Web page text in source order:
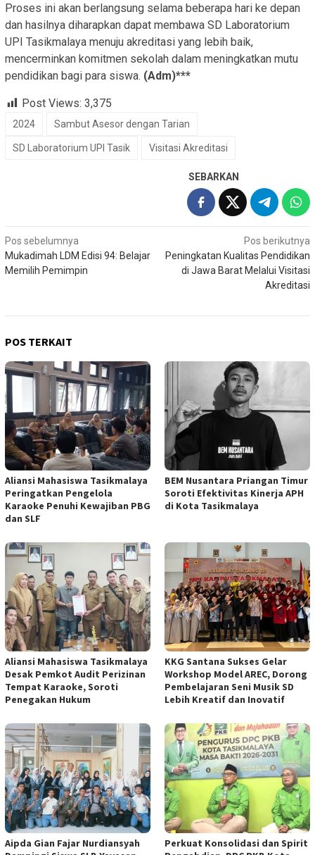
Proses ini akan berlangsung selama beberapa hari ke depan
dan hasilnya diharapkan dapat membawa SD Laboratorium
UPI Tasikmalaya menuju akreditasi yang lebih baik,
mencerminkan komitmen sekolah dalam meningkatkan mutu
pendidikan bagi para siswa. (Adm)***
Post Views: 3,375
2024 Sambut Asesor dengan Tarian
SD Laboratorium UPI Tasik Visitasi Akreditasi
SEBARKAN
Navigasi
pos
Pos sebelumnya
Mukadimah LDM Edisi 94: Belajar
Memilih Pemimpin
Pos berikutnya
Peningkatan Kualitas Pendidikan
di Jawa Barat Melalui Visitasi
Akreditasi
POS TERKAIT
Aliansi Mahasiswa Tasikmalaya
Peringatkan Pengelola
Karaoke Penuhi Kewajiban PBG
dan SLF
BEM Nusantara Priangan Timur
Soroti Efektivitas Kinerja APH
di Kota Tasikmalaya
Aliansi Mahasiswa Tasikmalaya
Desak Pemkot Audit Perizinan
Tempat Karaoke, Soroti
Penegakan Hukum
KKG Santana Sukses Gelar
Workshop Model AREC, Dorong
Pembelajaran Seni Musik SD
Lebih Kreatif dan Inovatif
Aipda Gian Fajar Nurdiansyah
Perkuat Konsolidasi dan Spirit